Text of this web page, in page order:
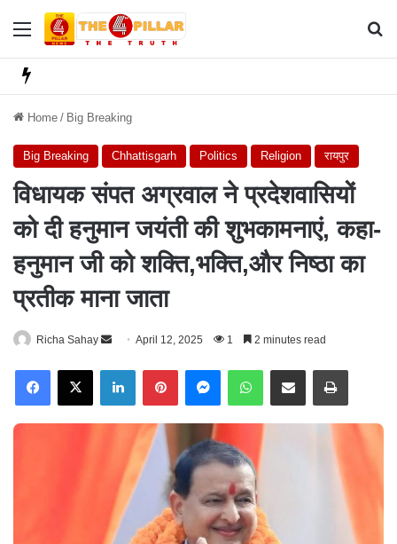
Menu
Home / Big Breaking
Big Breaking Chhattisgarh Politics Religion रायपुर
विधायक संपत अग्रवाल ने प्रदेशवासियों
को दी हनुमान जयंती की शुभकामनाएं, कहा-
हनुमान जी को शक्ति,भक्ति,और निष्ठा का
प्रतीक माना जाता
Richa Sahay
n
d
a
m
a
i
April 12, 2025 1 2 minutes read
X